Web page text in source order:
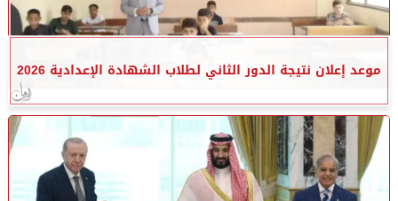
موعد إعلان نتيجة الدور الثاني لطلاب الشهادة الإعدادية 2026